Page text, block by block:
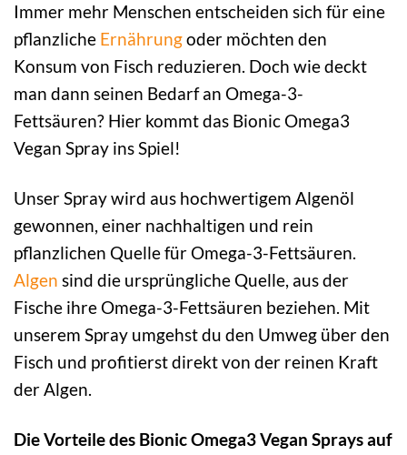
Immer mehr Menschen entscheiden sich für eine
pflanzliche Ernährungoder möchten den
Konsum von Fisch reduzieren. Doch wie deckt
man dann seinen Bedarf an Omega-3-
Fettsäuren? Hier kommt das Bionic Omega3
Vegan Spray ins Spiel!
Unser Spray wird aus hochwertigem Algenöl
gewonnen, einer nachhaltigen und rein
pflanzlichen Quelle für Omega-3-Fettsäuren.
Algen sind die ursprüngliche Quelle, aus der
Fische ihre Omega-3-Fettsäuren beziehen. Mit
unserem Spray umgehst du den Umweg über den
Fisch und profitierst direkt von der reinen Kraft
der Algen.
Die Vorteile des Bionic Omega3 Vegan Sprays auf